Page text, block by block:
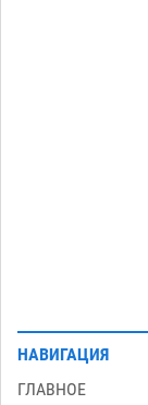
НАВИГАЦИЯ
ГЛАВНОЕ